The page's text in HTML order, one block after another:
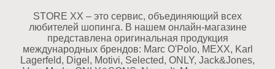
STORE XX – это сервис, объединяющий всех
любителей шопинга. В нашем онлайн-магазине
представлена оригинальная продукция
международных брендов: Marc O'Polo, MEXX, Karl
Lagerfeld, Digel, Motivi, Selected, ONLY, Jack&Jones,